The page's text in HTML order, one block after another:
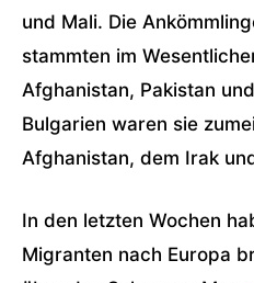
und Mali. Die
stammten im
Afghanistan, Pakistan
Bulgarien waren sie
Afghanistan, dem Irak
In den letzten Wochen
Migranten nach Europa